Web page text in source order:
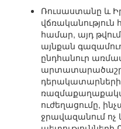
Ռուսաստանը և
վճռականություն
համար, այդ
այնքան
ընդհանուր
ուժեղացումը,
ջրավազանում